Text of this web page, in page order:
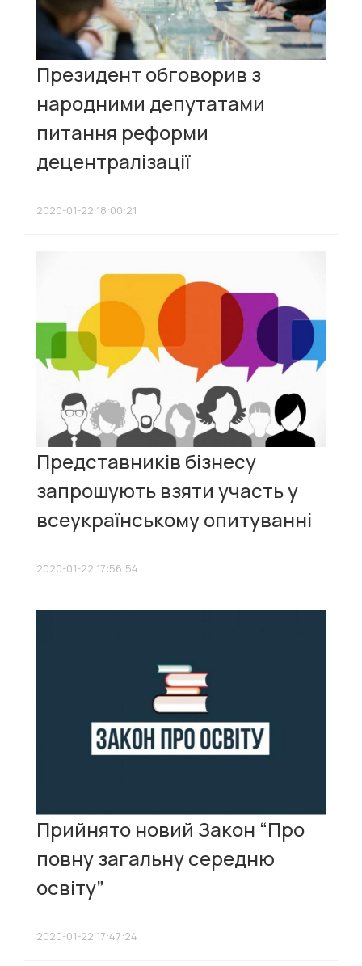
Президент обговорив з
народними депутатами
питання реформи
децентралізації
2020-01-22 18:00:21
Представників бізнесу
запрошують взяти участь у
всеукраїнському опитуванні
2020-01-22 17:56:54
Прийнято новий Закон “Про
повну загальну середню
освіту”
2020-01-22 17:47:24